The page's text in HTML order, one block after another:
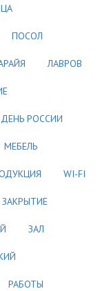
ПОСОЛ
ЛАВРОВ
ДЕНЬ РОССИИ
МЕБЕЛЬ
WI-FI
ЗАКРЫТИЕ
ЗАЛ
РАБОТЫ